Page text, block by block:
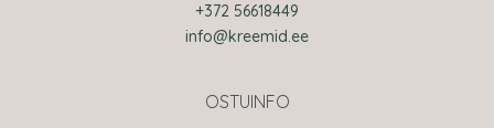
+372 56618449
info@kreemid.ee
OSTUINFO